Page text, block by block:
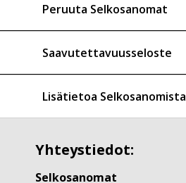
Peruuta Selkosanomat
Saavutettavuusseloste
Lisätietoa Selkosanomista
Yhteystiedot:
Selkosanomat